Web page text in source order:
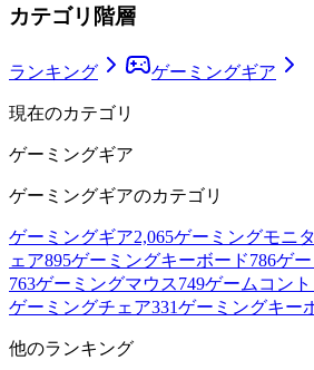
カテゴリ階層
ランキング ゲーミングギア
現在のカテゴリ
ゲーミングギア
ゲーミングギアのカテゴリ
ゲーミングギア2,065ゲーミングモニ
ェア895ゲーミングキーボード786ゲ
763ゲーミングマウス749ゲームコン
ゲーミングチェア331ゲーミングキー
他のランキング